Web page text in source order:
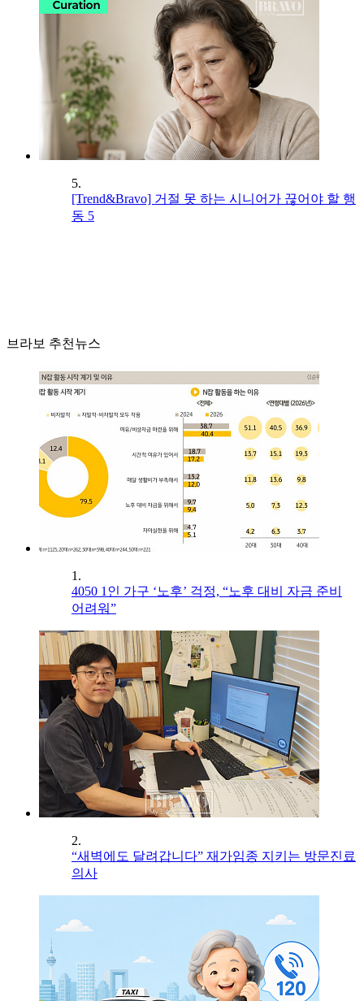
5.
[Trend&Bravo] 거절 못 하는 시니어가 끊어야 할 행
동 5
브라보 추천뉴스
1.
4050 1인 가구 ‘노후’ 걱정, “노후 대비 자금 준비
어려워”
2.
“새벽에도 달려갑니다” 재가임종 지키는 방문진료
의사